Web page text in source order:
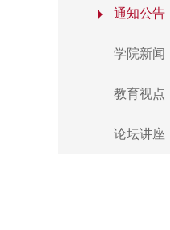
通知公告
学院新闻
教育视点
论坛讲座